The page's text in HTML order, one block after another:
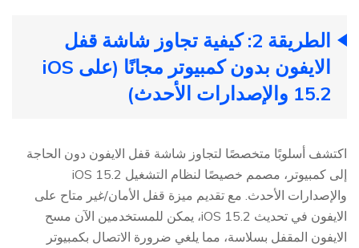
الطريقة 2: كيفية تجاوز شاشة قفل
الايفون بدون كمبيوتر مجانًا (على iOS
15.2 والإصدارات الأحدث)
اكتشف أسلوبًا متخصصًا لتجاوز شاشة قفل الايفون دون الحاجة
إلى كمبيوتر، مصمم خصيصًا لنظام التشغيل iOS 15.2
والإصدارات الأحدث. مع تقديم ميزة قفل الأمان/غير متاح على
الايفون في تحديث iOS 15.2، يمكن للمستخدمين الآن مسح
الايفون المقفل بسلاسة، مما يلغي ضرورة الاتصال بكمبيوتر